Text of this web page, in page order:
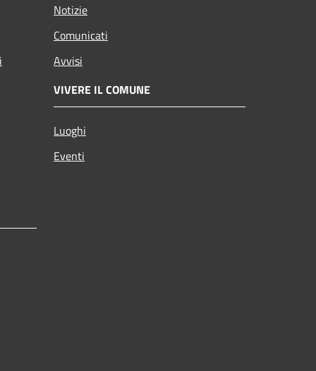
Notizie
Comunicati
Avvisi
VIVERE IL COMUNE
Luoghi
Eventi